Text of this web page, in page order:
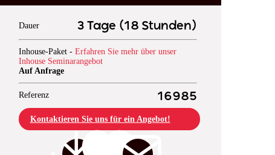
Dauer 3 Tage (18 Stunden)
Inhouse-Paket - Erfahren Sie mehr über unser
Inhouse Seminarangebot
Auf Anfrage
Referenz 16985
Kontaktieren Sie uns für ein Angebot!